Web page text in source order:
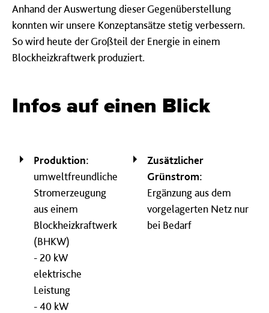
Anhand der Auswertung dieser Gegenüberstellung
konnten wir unsere Konzeptansätze stetig verbessern.
So wird heute der Großteil der Energie in einem
Blockheizkraftwerk produziert.
Infos auf einen Blick
Produktion:
umweltfreundliche
Stromerzeugung
aus einem
Blockheizkraftwerk
(BHKW)
- 20 kW
elektrische
Leistung
- 40 kW
Zusätzlicher
Grünstrom:
Ergänzung aus dem
vorgelagerten Netz nur
bei Bedarf